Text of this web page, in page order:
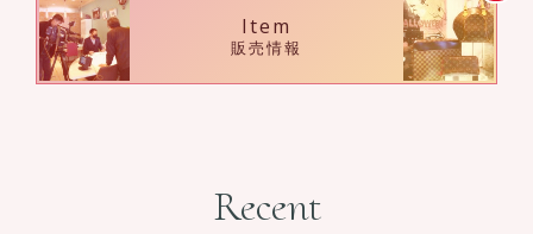
Item
販売情報
Recent